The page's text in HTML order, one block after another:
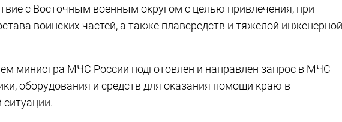
с Восточным военным округом с целью привлечения, при
воинских частей, а также плавсредств и тяжелой инженерной
министра МЧС России подготовлен и направлен запрос в МЧС
оборудования и средств для оказания помощи краю в